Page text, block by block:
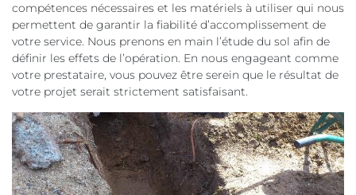
compétences nécessaires et les matériels à utiliser qui nous
permettent de garantir la fiabilité d’accomplissement de
votre service. Nous prenons en main l’étude du sol afin de
définir les effets de l’opération. En nous engageant comme
votre prestataire, vous pouvez être serein que le résultat de
votre projet serait strictement satisfaisant.